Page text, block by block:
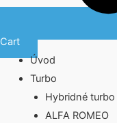
Cart
Úvod
Turbo
Hybridné turbo
ALFA ROMEO